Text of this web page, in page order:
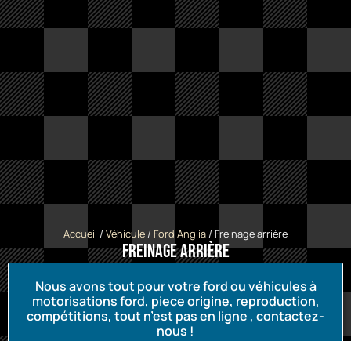
Accueil / Véhicule / Ford Anglia / Freinage arrière
Freinage arrière
Nous avons tout pour votre ford ou véhicules à
motorisations ford, piece origine, reproduction,
compétitions, tout n’est pas en ligne , contactez-
nous !